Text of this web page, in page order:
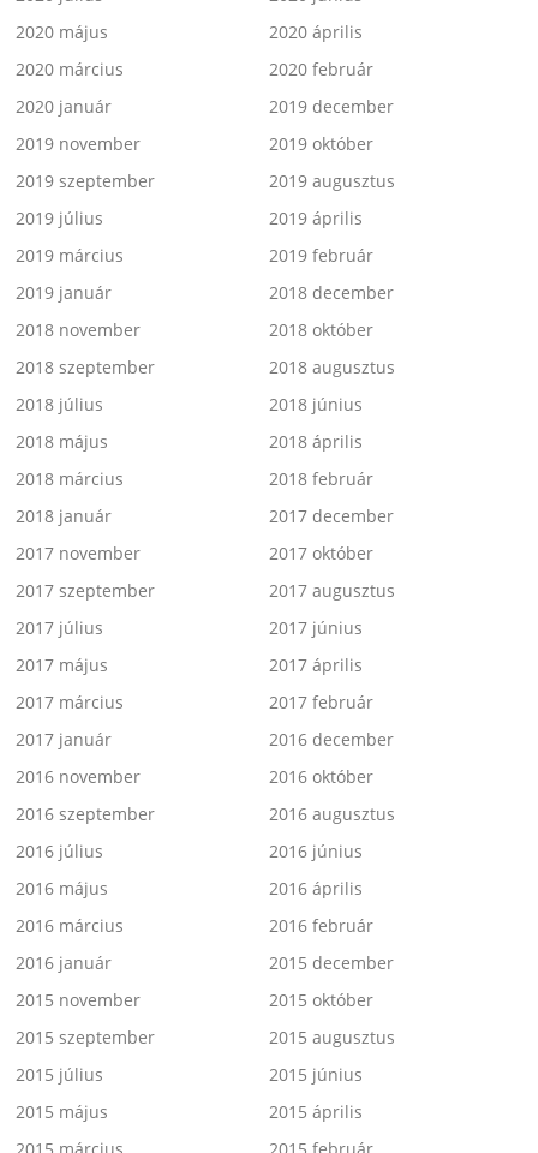
2020 május
2020 április
2020 március
2020 február
2020 január
2019 december
2019 november
2019 október
2019 szeptember
2019 augusztus
2019 július
2019 április
2019 március
2019 február
2019 január
2018 december
2018 november
2018 október
2018 szeptember
2018 augusztus
2018 július
2018 június
2018 május
2018 április
2018 március
2018 február
2018 január
2017 december
2017 november
2017 október
2017 szeptember
2017 augusztus
2017 július
2017 június
2017 május
2017 április
2017 március
2017 február
2017 január
2016 december
2016 november
2016 október
2016 szeptember
2016 augusztus
2016 július
2016 június
2016 május
2016 április
2016 március
2016 február
2016 január
2015 december
2015 november
2015 október
2015 szeptember
2015 augusztus
2015 július
2015 június
2015 május
2015 április